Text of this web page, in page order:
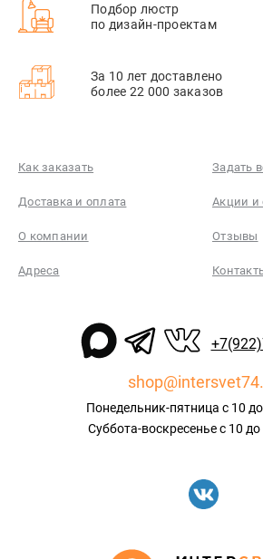
Подбор люстр
по дизайн-проектам
За 10 лет доставлено
более 22 000 заказов
Как заказать Задать
Доставка и оплата Акции и
О компании Отзывы
Адреса
Понедельник-пятница с 10
Суббота-воскресенье с 10